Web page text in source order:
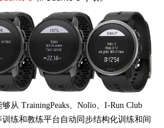
从 TrainingPeaks、Nolïo、I-Run Club
训练和教练平台自动同步结构化训练和间